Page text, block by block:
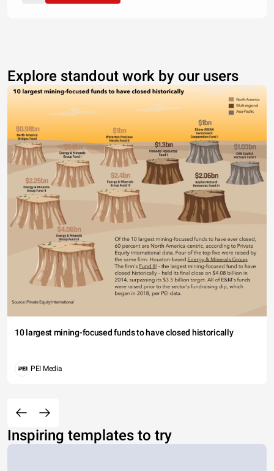
Explore standout work by our users
10 largest mining-focused funds to have closed historically
PEI Media
Inspiring templates to try